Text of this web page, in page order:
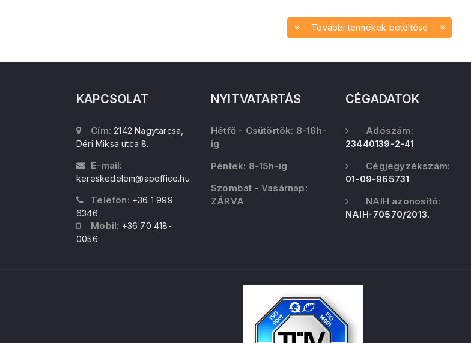
További termékek betöltése
KAPCSOLAT
Cím: 2142 Nagytarcsa,
Déri Miksa utca 8.
E-mail:
kereskedelem@apoffice.hu
Telefon: +36 1 999
6346
Mobil: +36 70 418-
0056
NYITVATARTÁS
Hétfő - Csütörtök: 8-16h-
ig
Péntek: 8-15h-ig
Szombat - Vasárnap:
ZÁRVA
CÉGADATOK
Adószám:
23440139-2-41
Cégjegyzékszám:
01-09-965731
NAIH azonosító:
NAIH-70570/2013.